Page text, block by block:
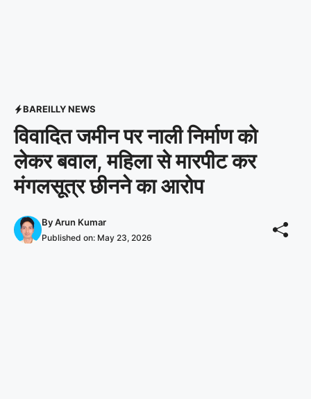
BAREILLY NEWS
विवादित जमीन पर नाली निर्माण को
लेकर बवाल, महिला से मारपीट कर
मंगलसूत्र छीनने का आरोप
ByArun Kumar
Published on: May 23, 2026